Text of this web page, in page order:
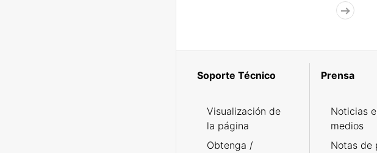
Soporte Técnico
Visualización de
la página
Obtenga /
Prensa
Noticias
medios
Notas de